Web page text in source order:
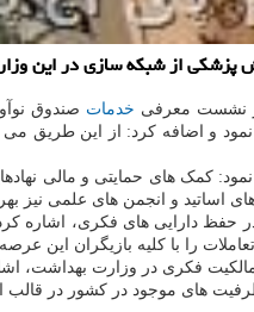
از شبکه سازی در این
نشست معرفی خدمات صندوق
و اضافه کرد: از این طریق
نمود: کمک های حمایتی و
و انجمن های علمی نیز
دارایی های فکری، اشاره
را با کلیه بازیگران این عرصه
فکری در وزارت بهداشت،
های موجود در کشور در قالب